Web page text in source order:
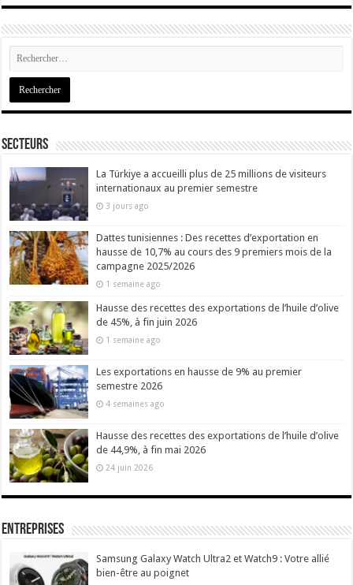
Secteurs
La Türkiye a accueilli plus de 25 millions de visiteurs
internationaux au premier semestre
3 jours ago
Dattes tunisiennes : Des recettes d’exportation en
hausse de 10,7% au cours des 9 premiers mois de la
campagne 2025/2026
1 semaine ago
Hausse des recettes des exportations de l’huile d’olive
de 45%, à fin juin 2026
1 semaine ago
Les exportations en hausse de 9% au premier
semestre 2026
4 semaines ago
Hausse des recettes des exportations de l’huile d’olive
de 44,9%, à fin mai 2026
24 juin 2026
Entreprises
Samsung Galaxy Watch Ultra2 et Watch9 : Votre allié
bien-être au poignet